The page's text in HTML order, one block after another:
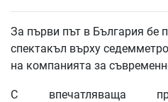
За първи път в България бе
спектакъл върху
на компанията за
С впечатляваща